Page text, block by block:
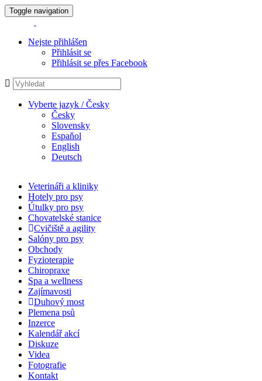
Toggle navigation
Nejste přihlášen
Přihlásit se
Přihlásit se přes Facebook
Vyberte jazyk / Česky
Česky
Slovensky
Espaňol
English
Deutsch
Veterináři a kliniky
Hotely pro psy
Útulky pro psy
Chovatelské stanice
Cvičiště a agility
Salóny pro psy
Obchody
Fyzioterapie
Chiropraxe
Spa a wellness
Zajímavosti
Duhový most
Plemena psů
Inzerce
Kalendář akcí
Diskuze
Videa
Fotografie
Kontakt